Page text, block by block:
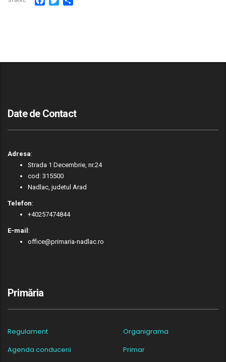
Date de Contact
Adresa:
Strada 1 Decembrie, nr.24
cod: 315500
Nadlac, judetul Arad
Telefon:
+40257474844
E-mail:
office@primaria-nadlac.ro
Primăria
Regulament
Organigrama
Agenda conducerii
Primar